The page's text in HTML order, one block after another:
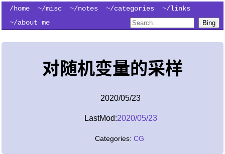
/home ~/misc ~/notes ~/categories
~/links
~/about me
Bing
对随机变量的采样
2020/05/23
LastMod:2020/05/23
Categories:CG